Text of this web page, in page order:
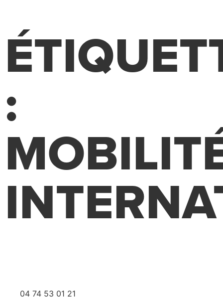
:
04 74 53 01 21